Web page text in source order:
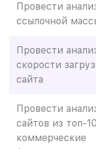
Провести
ссылочной
Провести
скорости
сайта
Провести
сайтов из топ-
коммерческие